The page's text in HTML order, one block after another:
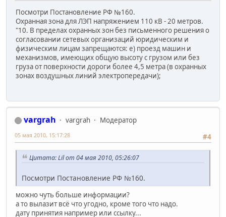
Посмотри Постановление РФ №160.
Охранная зона для ЛЭП напряжением 110 кВ - 20 метров.
"10. В пределах охранных зон без письменного решения о
согласовании сетевых организаций юридическим и
физическим лицам запрещаются: е) проезд машин и
механизмов, имеющих общую высоту с грузом или без
груза от поверхности дороги более 4,5 метра (в охранных
зонах воздушных линий электропередачи);
vargrah vargrah
Модератор
#4
05 мая 2010, 15:17:28
Цитата: Lil от 04 мая 2010, 05:26:07
Посмотри Постановление РФ №160.
можно чуть больше информации?
а то вылазит всё что угодно, кроме того что надо.
дату принятия например или ссылку...